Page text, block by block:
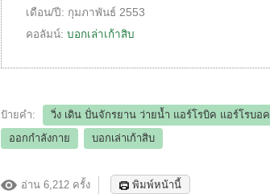
เดือน/ปี: กุมภาพันธ์ 2553
คอลัมน์: บอกเล่าเก้าสิบ
ป้ายคำ:
วิ่ง เดิน ปั่นจักรยาน ว่ายน้ำ แอร์โรบิค แอร์โรบอ
ออกกำลังกาย
บอกเล่าเก้าสิบ
อ่าน 6,212 ครั้ง พิมพ์หน้านี้